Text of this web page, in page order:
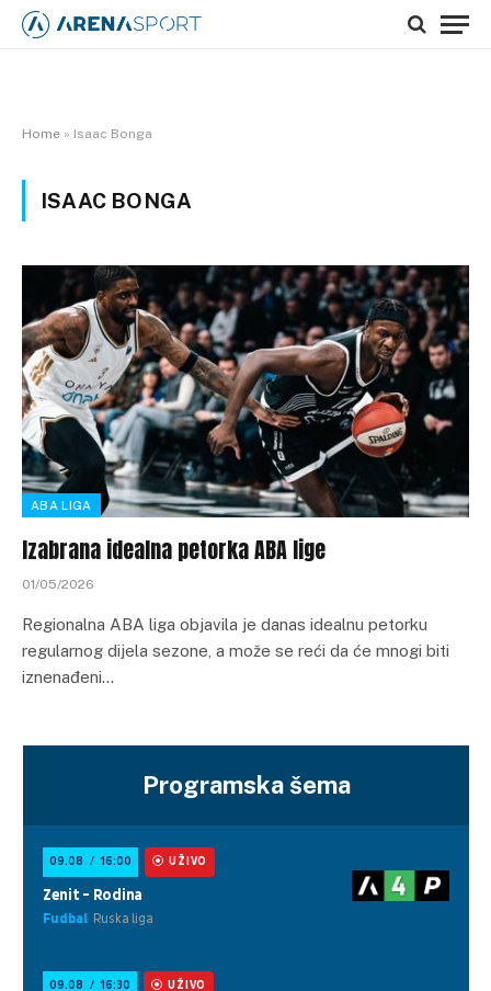
Home » Isaac Bonga
ISAAC BONGA
ABA LIGA
Izabrana idealna petorka ABA lige
01/05/2026
Regionalna ABA liga objavila je danas idealnu petorku
regularnog dijela sezone, a može se reći da će mnogi biti
iznenađeni…
Programska šema